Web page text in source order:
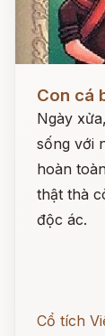
Con cá
Ngày
sống với
hoàn
thật thà
độc ác.
Cổ tích